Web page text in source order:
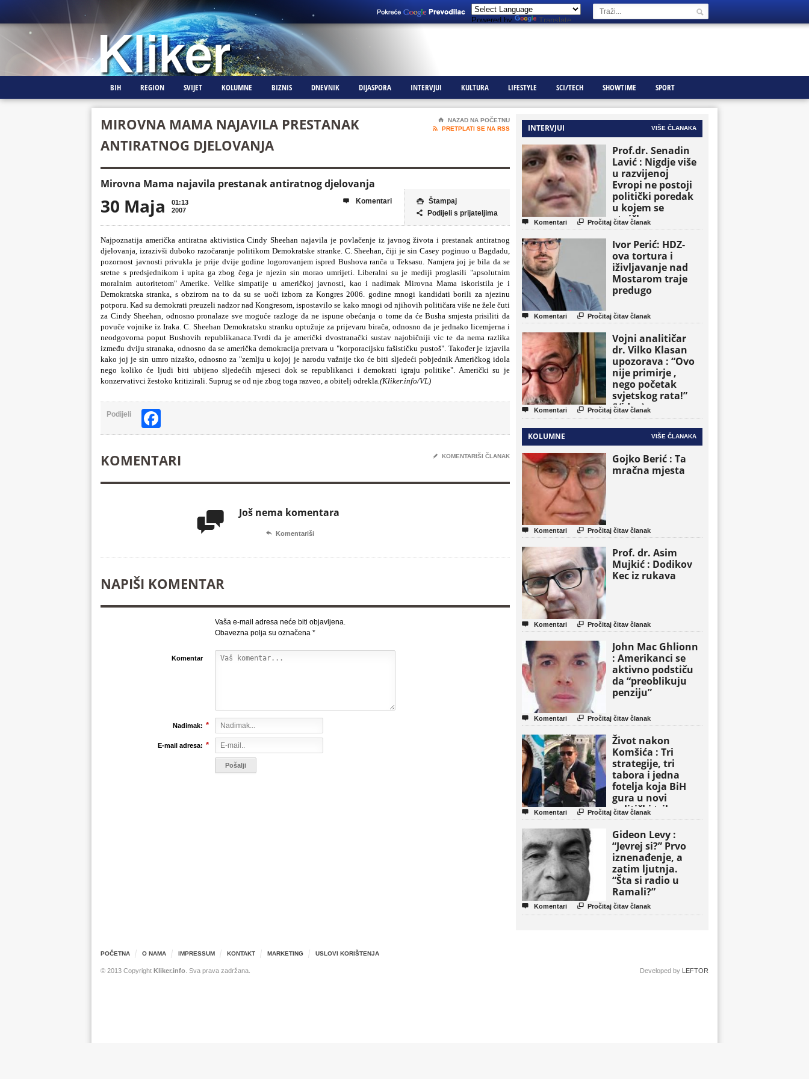
Powered by Translate
BIH REGION SVIJET KOLUMNE BIZNIS DNEVNIK DIJASPORA INTERVJUI KULTURA LIFESTYLE SCI/TECH SHOWTIME SPORT
MIROVNA MAMA NAJAVILA PRESTANAK
ANTIRATNOG DJELOVANJA
⌂
NAZAD NA POČETNU

PRETPLATI SE NA RSS
Mirovna Mama najavila prestanak antiratnog djelovanja
30 Maja
01:13
2007
 Štampaj
 Podijeli s prijateljima
 Komentari
Najpoznatija američka antiratna aktivistica Cindy Sheehan najavila je povlačenje iz javnog života i prestanak antiratnog
djelovanja, izrazivši duboko razočaranje politikom Demokratske stranke. C. Sheehan, čiji je sin Casey poginuo u Bagdadu,
pozornost javnosti privukla je prije dvije godine logorovanjem ispred Bushova ranča u Teksasu. Namjera joj je bila da se
sretne s predsjednikom i upita ga zbog čega je njezin sin morao umrijeti. Liberalni su je mediji proglasili "apsolutnim
moralnim autoritetom" Amerike. Velike simpatije u američkoj javnosti, kao i nadimak Mirovna Mama iskoristila je i
Demokratska stranka, s obzirom na to da su se uoči izbora za Kongres 2006. godine mnogi kandidati borili za njezinu
potporu. Kad su demokrati preuzeli nadzor nad Kongresom, ispostavilo se kako mnogi od njihovih političara više ne žele čuti
za Cindy Sheehan, odnosno pronalaze sve moguće razloge da ne ispune obećanja o tome da će Busha smjesta prisiliti da
povuče vojnike iz Iraka. C. Sheehan Demokratsku stranku optužuje za prijevaru birača, odnosno da je jednako licemjerna i
neodgovorna poput Bushovih republikanaca.Tvrdi da je američki dvostranački sustav najobičniji vic te da nema razlika
između dviju stranaka, odnosno da se američka demokracija pretvara u "korporacijsku fašističku pustoš". Također je izjavila
kako joj je sin umro nizašto, odnosno za "zemlju u kojoj je narodu važnije tko će biti sljedeći pobjednik Američkog idola
nego koliko će ljudi biti ubijeno sljedećih mjeseci dok se republikanci i demokrati igraju politike". Američki su je
konzervativci žestoko kritizirali. Suprug se od nje zbog toga razveo, a obitelj odrekla.(Kliker.info/VL)
Podijeli
KOMENTARI ✎ KOMENTARIŠI ČLANAK
 Još nema komentara
 Komentariši
NAPIŠI KOMENTAR
Vaša e-mail adresa neće biti objavljena.
Obavezna polja su označena *
Komentar
Nadimak: *
E-mail adresa: *
INTERVJUI VIŠE ČLANAKA
Prof.dr. Senadin
Lavić : Nigdje više
u razvijenoj
Evropi ne postoji
politički poredak
u kojem se
etničke grupe
pojavljuju kao
osnovne političke
jedinice
 Komentari  Pročitaj čitav članak
Ivor Perić: HDZ-
ova tortura i
iživljavanje nad
Mostarom traje
predugo
 Komentari  Pročitaj čitav članak
Vojni analitičar
dr. Vilko Klasan
upozorava : “Ovo
nije primirje ,
nego početak
svjetskog rata!”
(Video)
 Komentari  Pročitaj čitav članak
KOLUMNE VIŠE ČLANAKA
Gojko Berić : Ta
mračna mjesta
 Komentari  Pročitaj čitav članak
Prof. dr. Asim
Mujkić : Dodikov
Kec iz rukava
 Komentari  Pročitaj čitav članak
John Mac Ghlionn
: Amerikanci se
aktivno podstiču
da “preoblikuju
penziju”
 Komentari  Pročitaj čitav članak
Život nakon
Komšića : Tri
strategije, tri
tabora i jedna
fotelja koja BiH
gura u novi
politički triler
 Komentari  Pročitaj čitav članak
Gideon Levy :
“Jevrej si?” Prvo
iznenađenje, a
zatim ljutnja.
“Šta si radio u
Ramali?”
 Komentari  Pročitaj čitav članak
POČETNA O NAMA IMPRESSUM KONTAKT MARKETING USLOVI KORIŠTENJA
© 2013 Copyright Kliker.info. Sva prava zadržana. Developed by LEFTOR